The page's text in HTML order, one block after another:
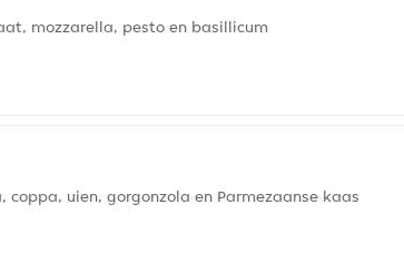
mozzarella, pesto en basillicum
uien, gorgonzola en Parmezaanse kaas